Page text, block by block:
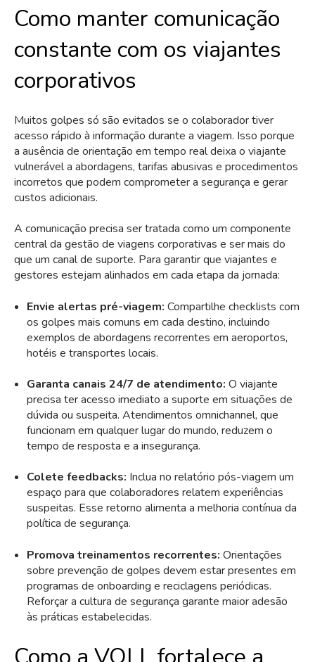
Como manter comunicação
constante com os viajantes
corporativos
Muitos golpes só são evitados se o colaborador tiver
acesso rápido à informação durante a viagem. Isso porque
a ausência de orientação em tempo real deixa o viajante
vulnerável a abordagens, tarifas abusivas e procedimentos
incorretos que podem comprometer a segurança e gerar
custos adicionais.
A comunicação precisa ser tratada como um componente
central da gestão de viagens corporativas e ser mais do
que um canal de suporte. Para garantir que viajantes e
gestores estejam alinhados em cada etapa da jornada:
Envie alertas pré-viagem: Compartilhe checklists com
os golpes mais comuns em cada destino, incluindo
exemplos de abordagens recorrentes em aeroportos,
hotéis e transportes locais.
Garanta canais 24/7 de atendimento: O viajante
precisa ter acesso imediato a suporte em situações de
dúvida ou suspeita. Atendimentos omnichannel, que
funcionam em qualquer lugar do mundo, reduzem o
tempo de resposta e a insegurança.
Colete feedbacks: Inclua no relatório pós-viagem um
espaço para que colaboradores relatem experiências
suspeitas. Esse retorno alimenta a melhoria contínua da
política de segurança.
Promova treinamentos recorrentes: Orientações
sobre prevenção de golpes devem estar presentes em
programas de onboarding e reciclagens periódicas.
Reforçar a cultura de segurança garante maior adesão
às práticas estabelecidas.